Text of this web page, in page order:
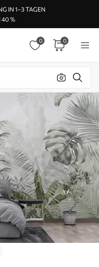
IN 1–3 TAGEN
40 %
0 0